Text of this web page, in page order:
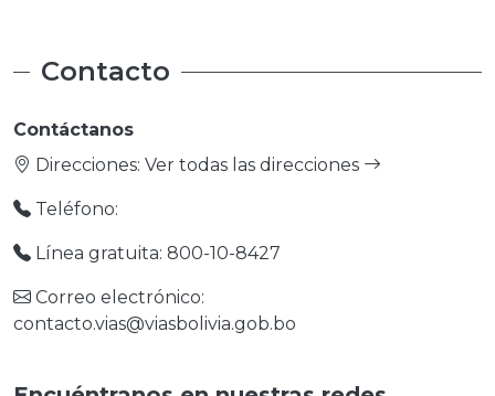
Contacto
Contáctanos
Direcciones: Ver todas las direcciones
Teléfono:
Línea gratuita: 800-10-8427
Correo electrónico:
contacto.vias@viasbolivia.gob.bo